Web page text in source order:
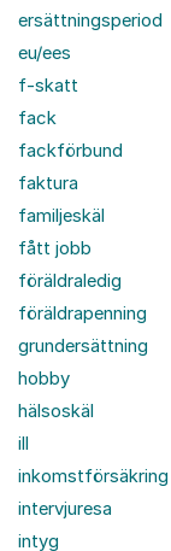
ersättningsperiod
eu/ees
f-skatt
fack
fackförbund
faktura
familjeskäl
fått jobb
föräldraledig
föräldrapenning
grundersättning
hobby
hälsoskäl
ill
inkomstförsäkring
intervjuresa
intyg